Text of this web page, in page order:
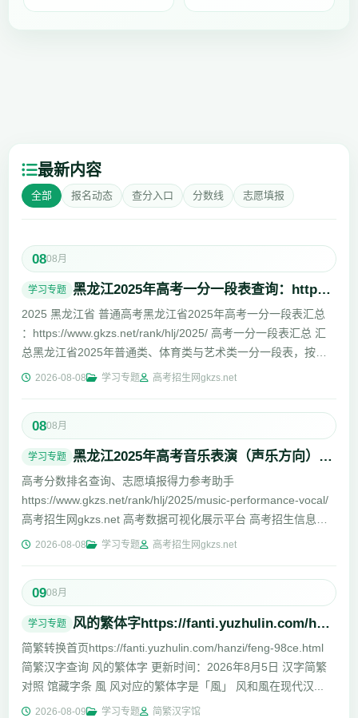
最新内容
全部 报名动态 查分入口 分数线 志愿填报
0808月
学习专题 黑龙江2025年高考一分一段表查询：https://www.gkzs.net/rank/hlj/2025/
2025 黑龙江省 普通高考黑龙江省2025年高考一分一段表汇总
：https://www.gkzs.net/rank/hlj/2025/ 高考一分一段表汇总 汇
总黑龙江省2025年普通类、体育类与艺术类一分一段表，按考
试...2026-08-08 学习专题 高考招生网gkzs.net
0808月
学习专题 黑龙江2025年高考音乐表演（声乐方向）一分一段表查询
高考分数排名查询、志愿填报得力参考助手
https://www.gkzs.net/rank/hlj/2025/music-performance-vocal/
高考招生网gkzs.net 高考数据可视化展示平台 高考招生信息网
gkzs.net 首页 ...
2026-08-08 学习专题 高考招生网gkzs.net
0908月
学习专题 风的繁体字https://fanti.yuzhulin.com/hanzi/feng-98ce.html
简繁转换首页https://fanti.yuzhulin.com/hanzi/feng-98ce.html
简繁汉字查询 风的繁体字 更新时间：2026年8月5日 汉字简繁
对照 馆藏字条 風 风对应的繁体字是「風」 风和風在现代汉...
2026-08-09 学习专题 简繁汉字馆